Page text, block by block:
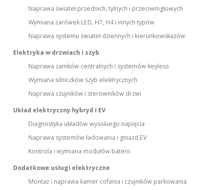
Naprawa świateł przednich, tylnych i przeciwmgłowych
Wymiana żarówek LED, H7, H4 i innych typów
Naprawa systemu świateł dziennych i kierunkowskazów
Elektryka w drzwiach i szyb
Naprawa zamków centralnych i systemów keyless
Wymiana silniczków szyb elektrycznych
Naprawa czujników i sterowników drzwi
Układ elektryczny hybryd i EV
Diagnostyka układów wysokiego napięcia
Naprawa systemów ładowania i gniazd EV
Kontrola i wymiana modułów baterii
Dodatkowe usługi elektryczne
Montaż i naprawa kamer cofania i czujników parkowania